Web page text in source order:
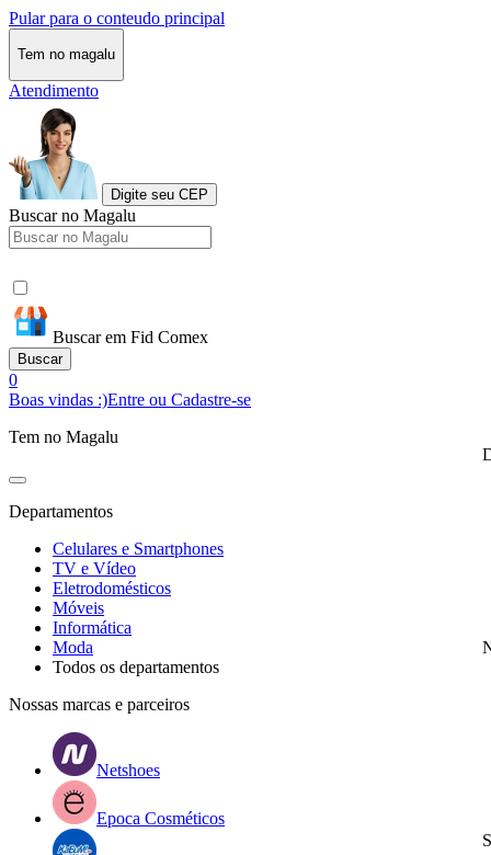
Pular para o conteudo principal
Tem no magalu
Atendimento
Digite seu CEP
Buscar no Magalu
Buscar em Fid Comex
Buscar
0
Boas vindas :)Entre ou Cadastre-se
Tem no Magalu
Departamentos
Celulares e Smartphones
TV e Vídeo
Eletrodomésticos
Móveis
Informática
Moda
Todos os departamentos
Nossas marcas e parceiros
Netshoes
Epoca Cosméticos